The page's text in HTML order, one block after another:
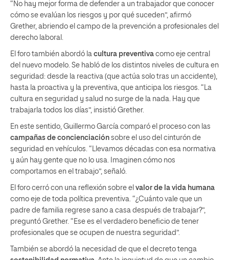
“No hay mejor forma de defender a un trabajador que conocer
cómo se evalúan los riesgos y por qué suceden”, afirmó
Grether, abriendo el campo de la prevención a profesionales del
derecho laboral.
El foro también abordó la cultura preventiva como eje central
del nuevo modelo. Se habló de los distintos niveles de cultura en
seguridad: desde la reactiva (que actúa solo tras un accidente),
hasta la proactiva y la preventiva, que anticipa los riesgos. “La
cultura en seguridad y salud no surge de la nada. Hay que
trabajarla todos los días”, insistió Grether.
En este sentido, Guillermo García comparó el proceso con las
campañas de concienciación sobre el uso del cinturón de
seguridad en vehículos. “Llevamos décadas con esa normativa
y aún hay gente que no lo usa. Imaginen cómo nos
comportamos en el trabajo”, señaló.
El foro cerró con una reflexión sobre el valor de la vida humana
como eje de toda política preventiva. “¿Cuánto vale que un
padre de familia regrese sano a casa después de trabajar?”,
preguntó Grether. “Ese es el verdadero beneficio de tener
profesionales que se ocupen de nuestra seguridad”.
También se abordó la necesidad de que el decreto tenga